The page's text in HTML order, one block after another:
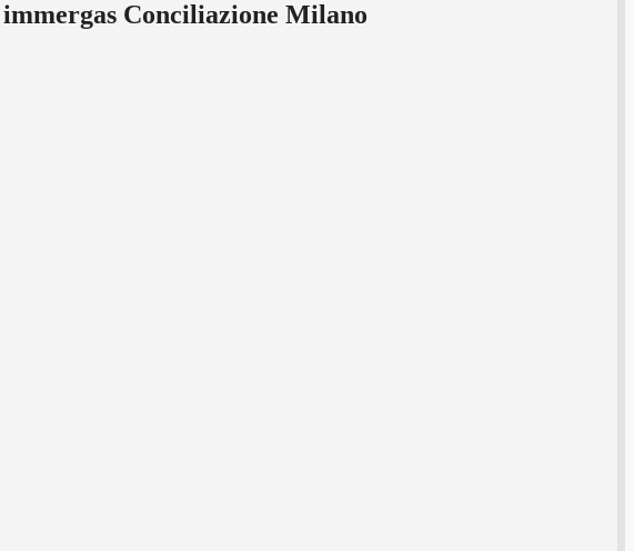
Conciliazione Milano